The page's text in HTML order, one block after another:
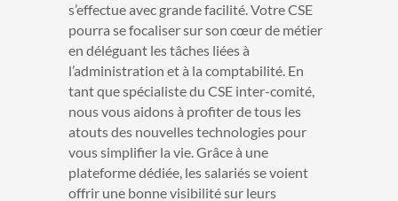
s’effectue avec grande facilité. Votre CSE
pourra se focaliser sur son cœur de métier
en déléguant les tâches liées à
l’administration et à la comptabilité. En
tant que spécialiste du CSE inter-comité,
nous vous aidons à profiter de tous les
atouts des nouvelles technologies pour
vous simplifier la vie. Grâce à une
plateforme dédiée, les salariés se voient
offrir une bonne visibilité sur leurs